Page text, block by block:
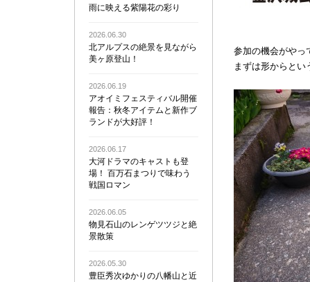
雨に映える紫陽花の彩り
2026.06.30
北アルプスの絶景を見ながら
美ヶ原登山！
2026.06.19
アオイミフェスティバル開催
報告：秋冬アイテムと新作ブ
ランドが大好評！
2026.06.17
大河ドラマのキャストも登
場！ 百万石まつりで味わう
戦国ロマン
2026.06.05
物見石山のレンゲツツジと絶
景散策
2026.05.30
豊臣秀次ゆかりの八幡山と近
参加の機会がやっ
まずは形からとい